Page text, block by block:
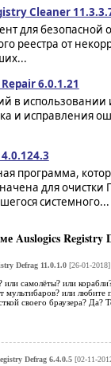
Cleaner
для безопасной
реестра от
6.0.1.21
в использовании
и исправления
программа,
для очистки
системного...
Auslogics Registry
Defrag 11.0.1.0[26-01-2018]
или самолёты? или
мультибаров? или любите
своего браузера? Да?
Defrag 6.4.0.5[02-11-